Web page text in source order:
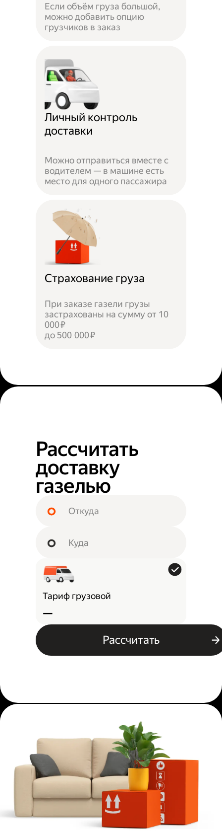
Если объём груза большой,
можно добавить опцию
грузчиков в заказ
Личный контроль
доставки
Можно отправиться вместе с
водителем — в машине есть
место для одного пассажира
Страхование груза
При заказе газели грузы
застрахованы на сумму от 10
000 ₽
до 500 000 ₽
Рассчитать
доставку
газелью
Тариф грузовой
—
Рассчитать